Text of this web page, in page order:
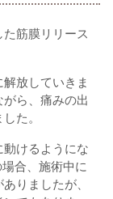
筋膜リリース
放していきま
ら、痛みの出
た。
けるようにな
合、施術中に
りましたが、